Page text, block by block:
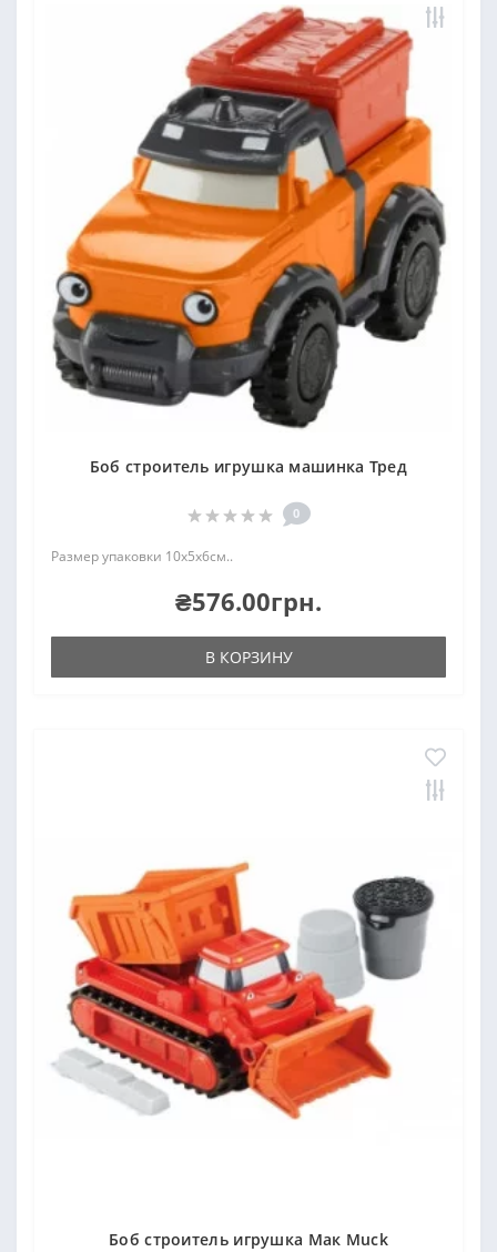
Боб строитель игрушка машинка Тред
0
Размер упаковки 10х5х6см..
₴576.00грн.
В КОРЗИНУ
Боб строитель игрушка Мак Muck